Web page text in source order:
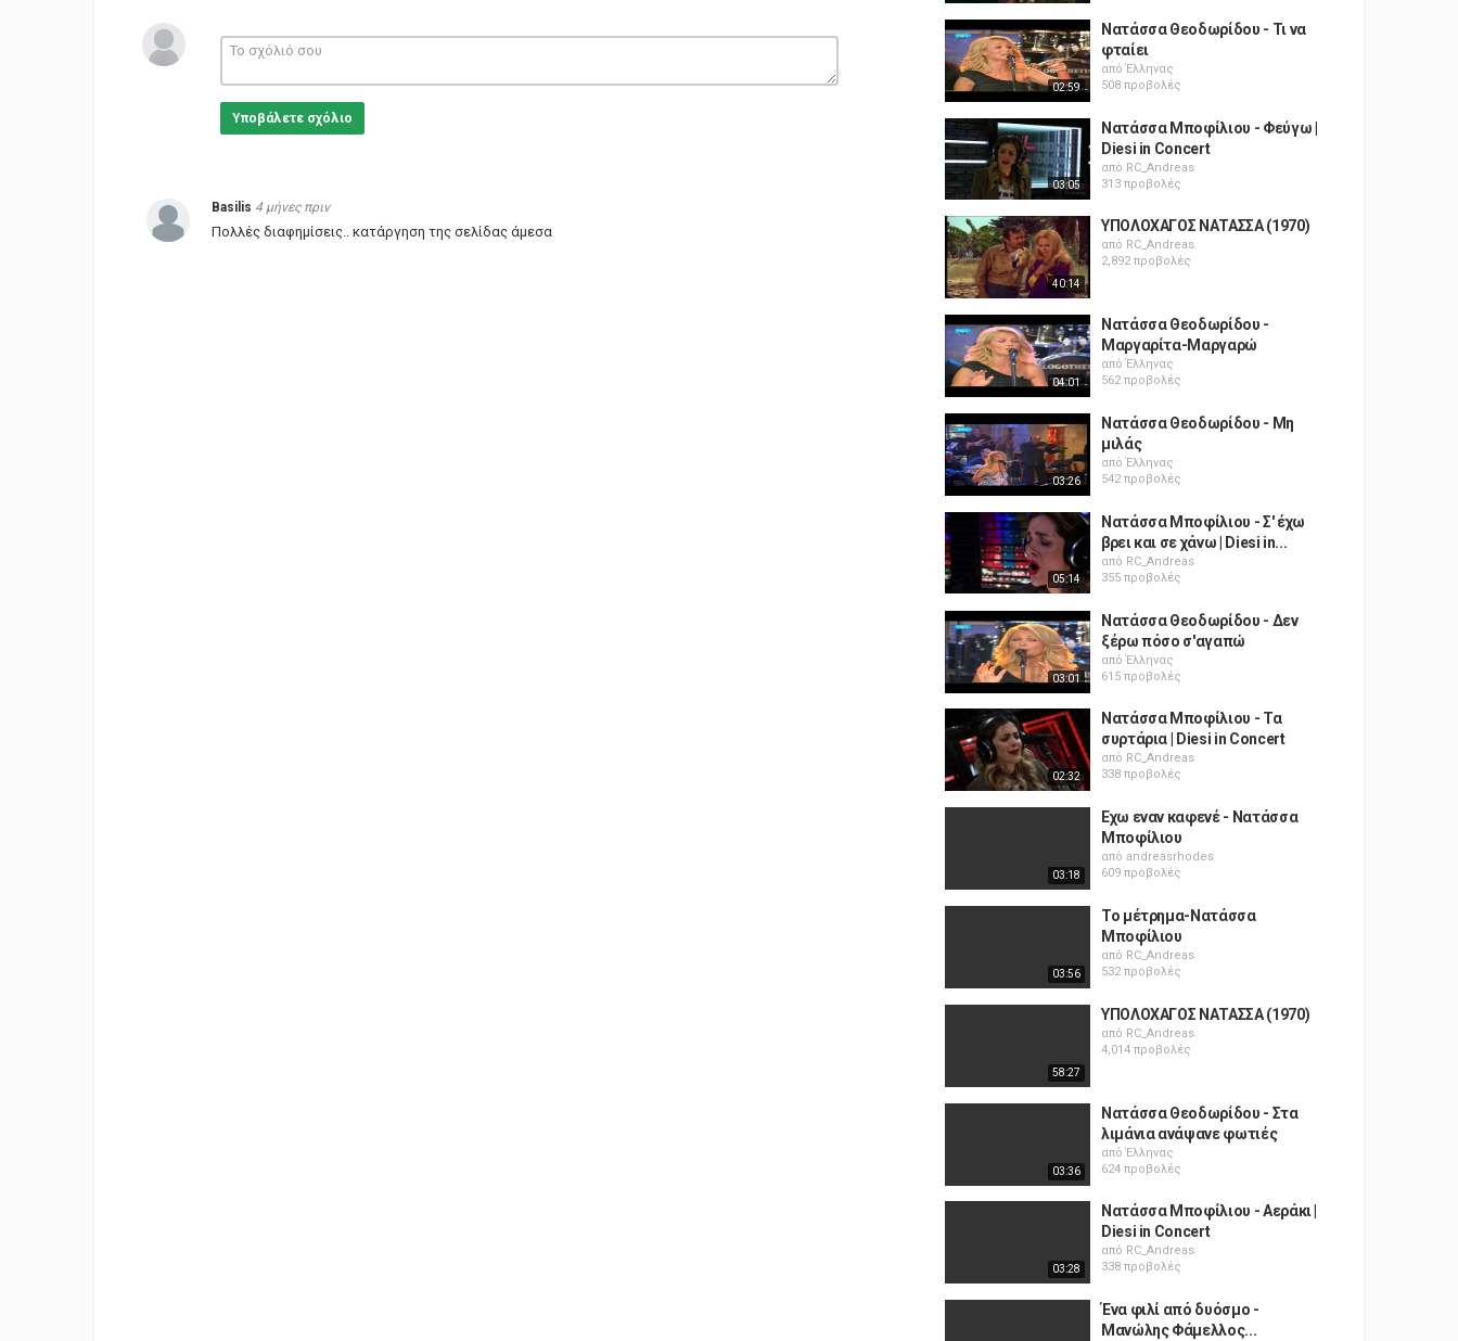
Υποβάλετε σχόλιο
Basilis 4 μήνες πριν
Πολλές διαφημίσεις.. κατάργηση της σελίδας άμεσα
02:59
Νατάσσα Θεοδωρίδου - Τι να
φταίει
απόΈλληνας
508 προβολές
03:05
Νατάσσα Μποφίλιου - Φεύγω |
Diesi in Concert
από RC_Andreas
313 προβολές
40:14
ΥΠΟΛΟΧΑΓΟΣ ΝΑΤΑΣΣΑ (1970)
από RC_Andreas
2,892 προβολές
04:01
Νατάσσα Θεοδωρίδου -
Μαργαρίτα-Μαργαρώ
απόΈλληνας
562 προβολές
03:26
Νατάσσα Θεοδωρίδου - Μη
μιλάς
απόΈλληνας
542 προβολές
05:14
Νατάσσα Μποφίλιου - Σ' έχω
βρει και σε χάνω | Diesi in...
από RC_Andreas
355 προβολές
03:01
Νατάσσα Θεοδωρίδου - Δεν
ξέρω πόσο σ'αγαπώ
απόΈλληνας
615 προβολές
02:32
Νατάσσα Μποφίλιου - Τα
συρτάρια | Diesi in Concert
από RC_Andreas
338 προβολές
03:18
Εχω εναν καφενέ - Νατάσσα
Μποφίλιου
από andreasrhodes
609 προβολές
03:56
Το μέτρημα-Νατάσσα
Μποφίλιου
από RC_Andreas
532 προβολές
58:27
ΥΠΟΛΟΧΑΓΟΣ ΝΑΤΑΣΣΑ (1970)
από RC_Andreas
4,014 προβολές
03:36
Νατάσσα Θεοδωρίδου - Στα
λιμάνια ανάψανε φωτιές
απόΈλληνας
624 προβολές
03:28
Νατάσσα Μποφίλιου - Αεράκι |
Diesi in Concert
από RC_Andreas
338 προβολές
Ένα φιλί από δυόσμο -
Μανώλης Φάμελλος...